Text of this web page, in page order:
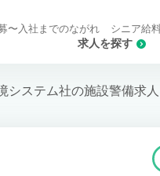
求人を探す
〜入社までのながれ シニア給
システム社の施設警備求